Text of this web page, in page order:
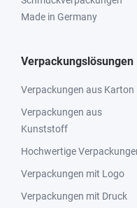
Made in Germany
Verpackungslösungen
Verpackungen aus Karton
Verpackungen aus
Kunststoff
Hochwertige
Verpackungen mit Logo
Verpackungen mit Druck